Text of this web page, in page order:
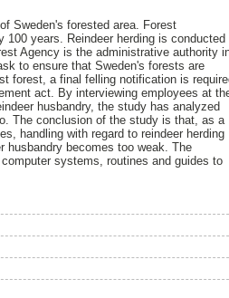
Sweden's forested area. Forest
100 years. Reindeer herding is conducted
Agency is the administrative authority
to ensure that Sweden's forests are
forest, a final felling notification is
act. By interviewing employees at
husbandry, the study has analyzed
The conclusion of the study is that, as a
handling with regard to reindeer herding
husbandry becomes too weak. The
systems, routines and guides to